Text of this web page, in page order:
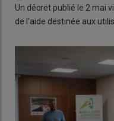
Un décret publié le 2 mai
de l'aide destinée aux